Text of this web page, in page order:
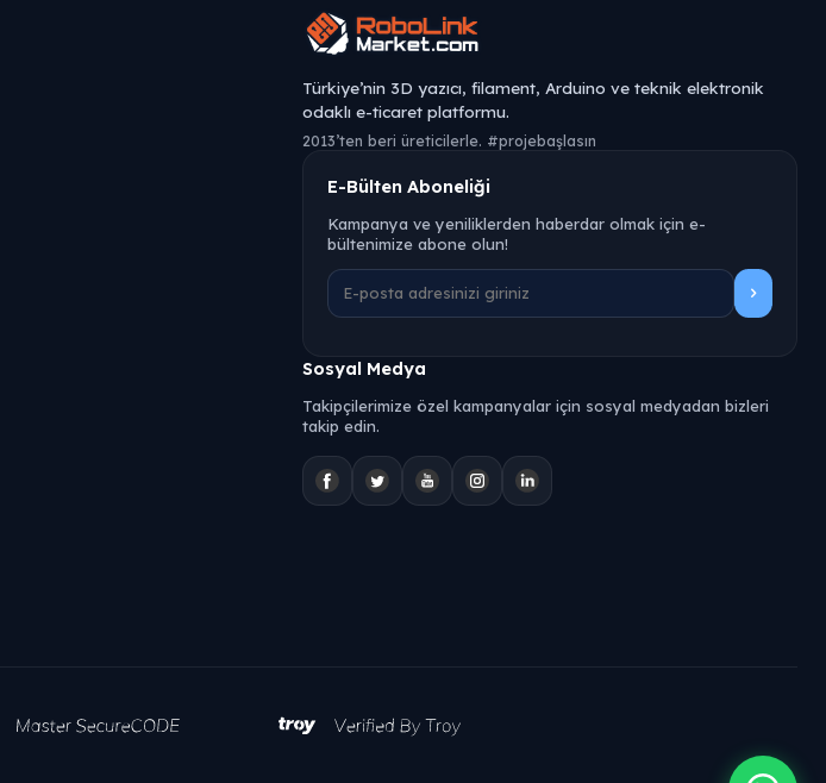
Türkiye’nin 3D yazıcı, filament, Arduino ve teknik elektronik
odaklı e-ticaret platformu.
2013’ten beri üreticilerle. #projebaşlasın
E-Bülten Aboneliği
Kampanya ve yeniliklerden haberdar olmak için e-
bültenimize abone olun!
Sosyal Medya
Takipçilerimize özel kampanyalar için sosyal medyadan bizleri
takip edin.